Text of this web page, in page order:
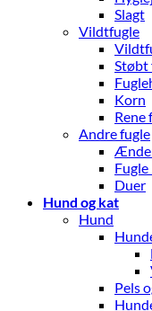
Slagt
Vildtfugle
Støbt
Korn
Rene
Andre fugle
Duer
Hund og kat
Hund
Pels